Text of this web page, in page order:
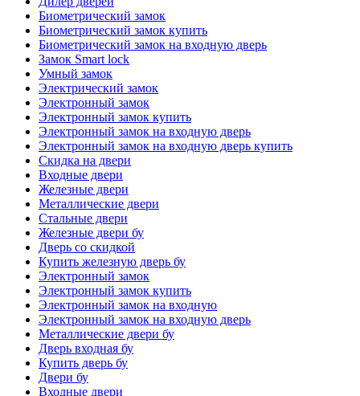
Биометрический замок
Биометрический замок купить
Биометрический замок на входную дверь
Замок Smart lock
Умный замок
Электрический замок
Электронный замок
Электронный замок купить
Электронный замок на входную дверь
Электронный замок на входную дверь купить
Скидка на двери
Входные двери
Железные двери
Металлические двери
Стальные двери
Железные двери бу
Дверь со скидкой
Купить железную дверь бу
Электронный замок
Электронный замок купить
Электронный замок на входную
Электронный замок на входную дверь
Металлические двери бу
Дверь входная бу
Купить дверь бу
Двери бу
Входные двери